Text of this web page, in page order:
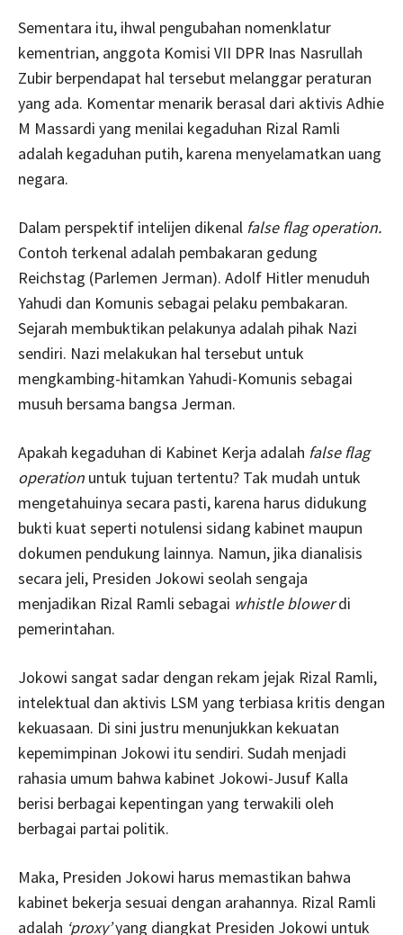
Sementara itu, ihwal pengubahan nomenklatur
kementrian, anggota Komisi VII DPR Inas Nasrullah
Zubir berpendapat hal tersebut melanggar peraturan
yang ada. Komentar menarik berasal dari aktivis Adhie
M Massardi yang menilai kegaduhan Rizal Ramli
adalah kegaduhan putih, karena menyelamatkan uang
negara.
Dalam perspektif intelijen dikenal false flag operation.
Contoh terkenal adalah pembakaran gedung
Reichstag (Parlemen Jerman). Adolf Hitler menuduh
Yahudi dan Komunis sebagai pelaku pembakaran.
Sejarah membuktikan pelakunya adalah pihak Nazi
sendiri. Nazi melakukan hal tersebut untuk
mengkambing-hitamkan Yahudi-Komunis sebagai
musuh bersama bangsa Jerman.
Apakah kegaduhan di Kabinet Kerja adalah false flag
operation untuk tujuan tertentu? Tak mudah untuk
mengetahuinya secara pasti, karena harus didukung
bukti kuat seperti notulensi sidang kabinet maupun
dokumen pendukung lainnya. Namun, jika dianalisis
secara jeli, Presiden Jokowi seolah sengaja
menjadikan Rizal Ramli sebagai whistle blowerdi
pemerintahan.
Jokowi sangat sadar dengan rekam jejak Rizal Ramli,
intelektual dan aktivis LSM yang terbiasa kritis dengan
kekuasaan. Di sini justru menunjukkan kekuatan
kepemimpinan Jokowi itu sendiri. Sudah menjadi
rahasia umum bahwa kabinet Jokowi-Jusuf Kalla
berisi berbagai kepentingan yang terwakili oleh
berbagai partai politik.
Maka, Presiden Jokowi harus memastikan bahwa
kabinet bekerja sesuai dengan arahannya. Rizal Ramli
adalah ‘proxy’yang diangkat Presiden Jokowi untuk